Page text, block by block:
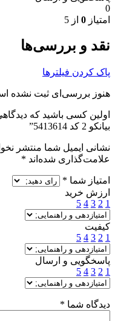
0
امتیاز 0 از 5
نقد و بررسی‌ها
پاک کردن فیلترها
هنوز بررسی‌ای ثبت نشده
اولین کسی باشید که
بیانکو‌ 2 کد 5413614”
نشانی ایمیل شما منتشر
علامت‌گذاری شده‌اند *
امتیاز شما *
ارزش خرید
1
2
3
4
5
کیفیت
1
2
3
4
5
پاسخگویی و ارسال
1
2
3
4
5
دیدگاه شما *